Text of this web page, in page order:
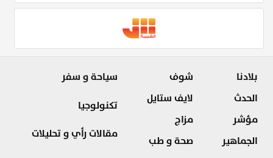
بلادنا
الحدث
مؤشر
الجماهير
شوف
لايف ستايل
مزاج
صحة و طب
سياحة و سفر
تكنولوجيا
مقالات رأي و تحليلات